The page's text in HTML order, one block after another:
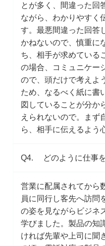
とが多く、間違った回
ながら、わかりやすく
す。最悪間違った回答
かねないので、慎重に
ち、相手が求めている
の場合、コミュニケー
ので、頭だけで考えよ
ため、なるべく紙に書
図していることが分か
えられないので。まず
ら、相手に伝えるよう
Q4. どのように仕事を
営業に配属されてから
員に同行し客先へ訪問
の姿を見ながらビジネ
学びました。製品の知
ければ先輩や上司に聞